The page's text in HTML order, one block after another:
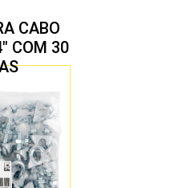
CABO
COM 30